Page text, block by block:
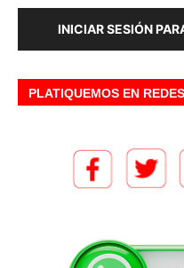
INICIAR SESIÓN
PLATIQUEMOS EN